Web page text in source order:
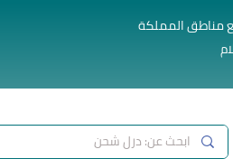
مناطق المملكة